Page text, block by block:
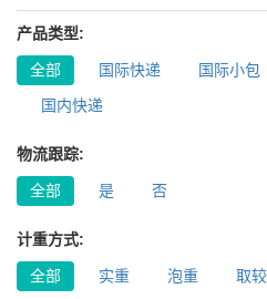
产品类型:
全部 国际快递 国际小包
国内快递
物流跟踪:
全部 是 否
计重方式:
全部 实重 泡重 取